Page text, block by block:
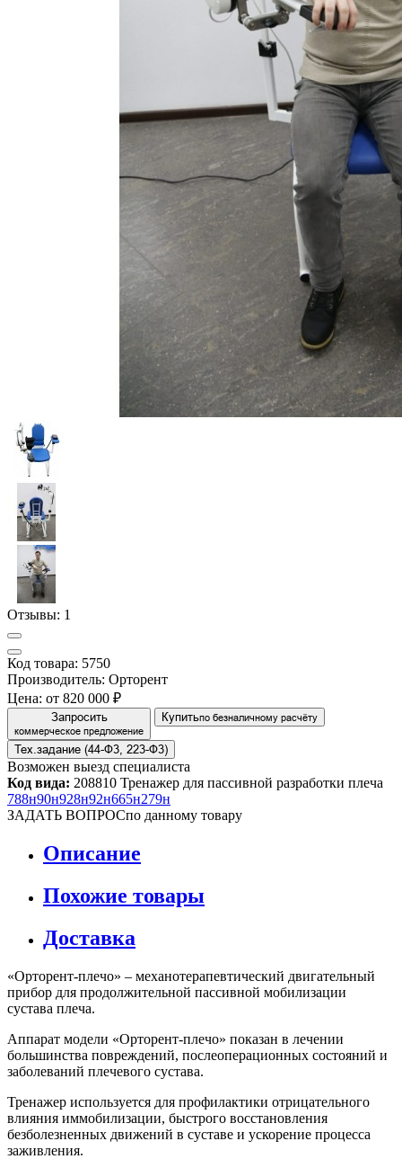
Отзывы: 1
Код товара: 5750
Производитель: Орторент
Цена: от 820 000 ₽
Запросить
коммерческое предложение
Купитьпо безналичному расчёту
Тех.задание (44-Ф3, 223-Ф3)
Возможен выезд специалиста
Код вида: 208810 Тренажер для пассивной разработки плеча
788н90н928н92н665н279н
ЗАДАТЬ ВОПРОСпо данному товару
Описание
Похожие товары
Доставка
«Орторент-плечо» – механотерапевтический двигательный
прибор для продолжительной пассивной мобилизации
сустава плеча.
Аппарат модели «Орторент-плечо» показан в лечении
большинства повреждений, послеоперационных состояний и
заболеваний плечевого сустава.
Тренажер используется для профилактики отрицательного
влияния иммобилизации, быстрого восстановления
безболезненных движений в суставе и ускорение процесса
заживления.